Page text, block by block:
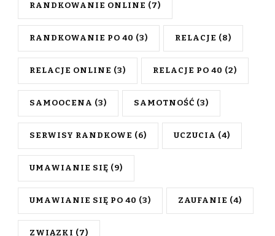
RANDKOWANIE ONLINE (7)
RANDKOWANIE PO 40 (3) RELACJE (8)
RELACJE ONLINE (3) RELACJE PO 40 (2)
SAMOOCENA (3) SAMOTNOŚĆ (3)
SERWISY RANDKOWE (6) UCZUCIA (4)
UMAWIANIE SIĘ (9)
UMAWIANIE SIĘ PO 40 (3) ZAUFANIE (4)
ZWIĄZKI (7)